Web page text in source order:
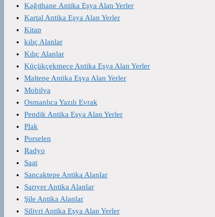
Kağıthane Antika Eşya Alan Yerler
Kartal Antika Eşya Alan Yerler
Kitap
kılıç Alanlar
Kılıç Alanlar
Küçükçekmece Antika Eşya Alan Yerler
Maltepe Antika Eşya Alan Yerler
Mobilya
Osmanlıca Yazılı Evrak
Pendik Antika Eşya Alan Yerler
Plak
Porselen
Radyo
Saat
Sancaktepe Antika Alanlar
Sarıyer Antika Alanlar
Şile Antika Alanlar
Silivri Antika Eşya Alan Yerler